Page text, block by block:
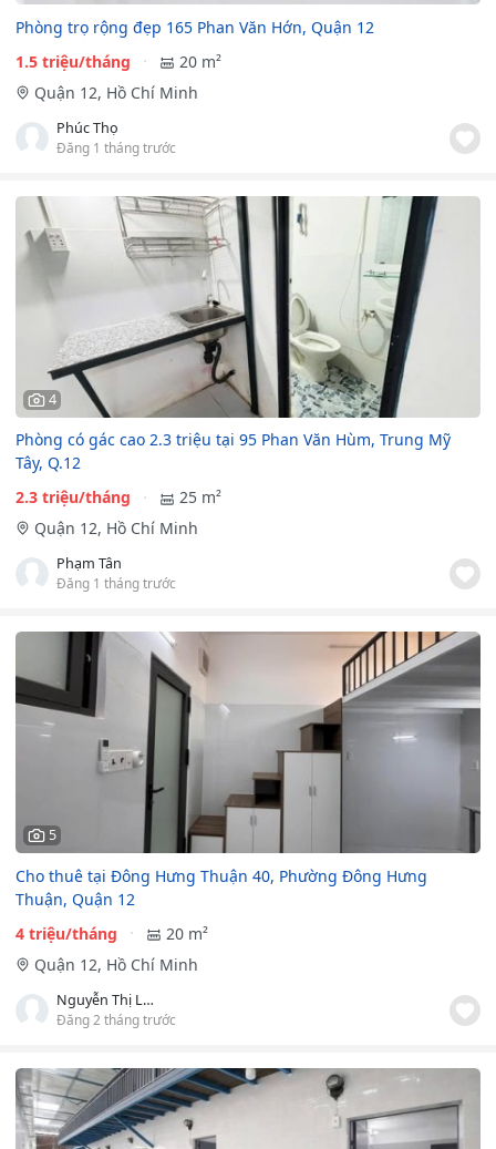
Phòng trọ rộng đẹp 165 Phan Văn Hớn, Quận 12
1.5 triệu/tháng
20 m²
Quận 12, Hồ Chí Minh
Phúc Thọ
Đăng 1 tháng trước
4
Phòng có gác cao 2.3 triệu tại 95 Phan Văn Hùm, Trung Mỹ
Tây, Q.12
2.3 triệu/tháng
25 m²
Quận 12, Hồ Chí Minh
Phạm Tân
Đăng 1 tháng trước
5
Cho thuê tại Đông Hưng Thuận 40, Phường Đông Hưng
Thuận, Quận 12
4 triệu/tháng
20 m²
Quận 12, Hồ Chí Minh
Nguyễn Thị Lan Nhi
Đăng 2 tháng trước